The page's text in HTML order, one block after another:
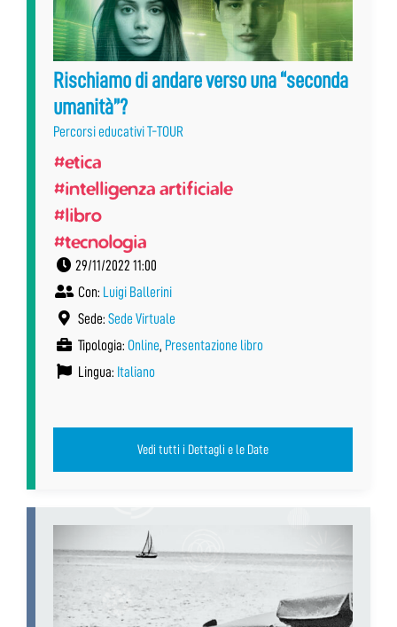
Rischiamo di andare verso una “seconda
umanità”?
Percorsi educativi T-TOUR
#etica
#intelligenza artificiale
#libro
#tecnologia
29/11/2022 11:00
Con: Luigi Ballerini
Sede: Sede Virtuale
Tipologia: Online, Presentazione libro
Lingua: Italiano
Vedi tutti i Dettagli e le Date